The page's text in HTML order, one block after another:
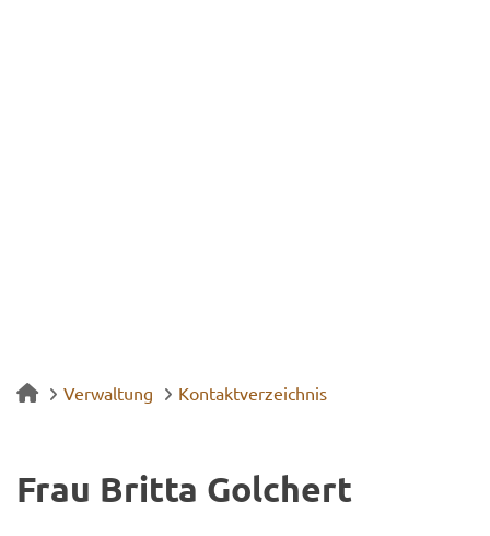
Verwaltung Kontaktverzeichnis
Frau Brit­ta Gol­chert